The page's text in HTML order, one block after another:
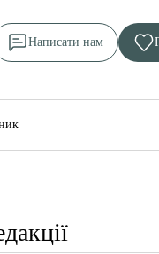
Написати нам